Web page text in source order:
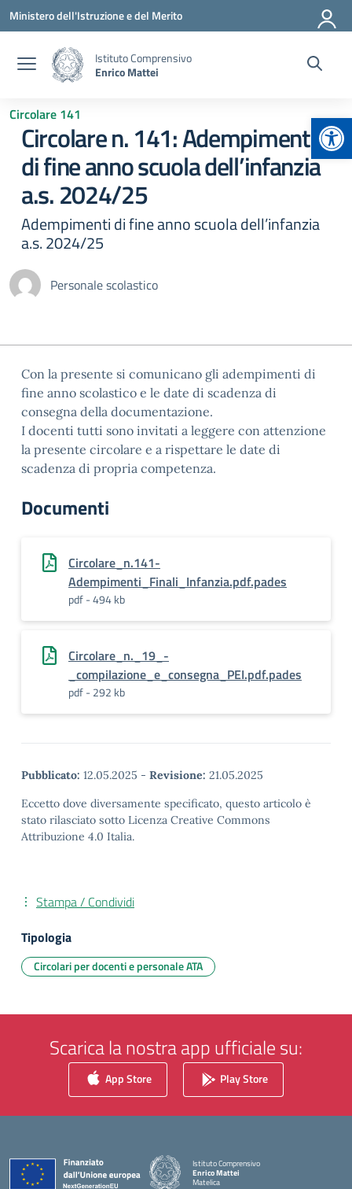
Vai ai contenuti
Vai al menu di navigazione
Vai al footer
Ministero dell'Istruzione e del Merito
Istituto Comprensivo
Enrico Mattei
Circolare 141
Circolare n. 141: Adempimenti
di fine anno scuola dell’infanzia
a.s. 2024/25
Adempimenti di fine anno scuola dell’infanzia
a.s. 2024/25
Personale scolastico
Con la presente si comunicano gli adempimenti di
fine anno scolastico e le date di scadenza di
consegna della documentazione.
I docenti tutti sono invitati a leggere con attenzione
la presente circolare e a rispettare le date di
scadenza di propria competenza.
Documenti
Circolare_n.141-
Adempimenti_Finali_Infanzia.pdf.pades
pdf - 494 kb
Circolare_n._19_-
_compilazione_e_consegna_PEI.pdf.pades
pdf - 292 kb
Pubblicato: 12.05.2025 - Revisione: 21.05.2025
Eccetto dove diversamente specificato, questo articolo è
stato rilasciato sotto Licenza Creative Commons
Attribuzione 4.0 Italia.
Stampa / Condividi
Tipologia
Circolari per docenti e personale ATA
Scarica la nostra app ufficiale su:
App Store Play Store
Istituto Comprensivo
Enrico Mattei
Matelica